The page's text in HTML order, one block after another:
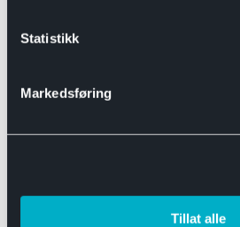
Statistikk
Markedsføring
Tillat alle